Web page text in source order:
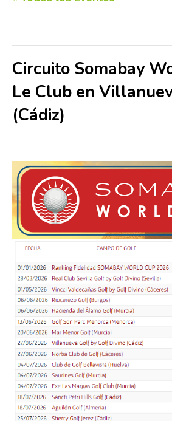
Circuito Somabay
Le Club en
(Cádiz)